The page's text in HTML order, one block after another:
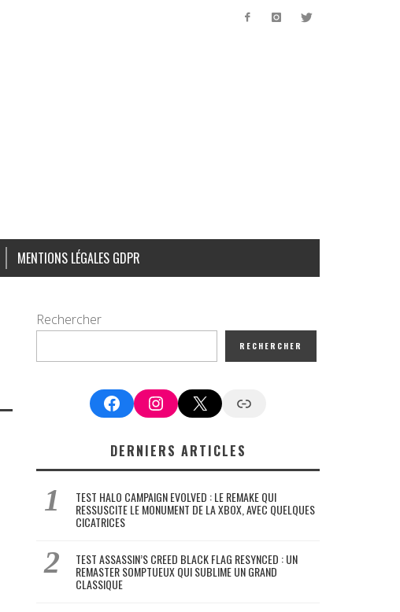
MENTIONS LÉGALES GDPR
Rechercher
RECHERCHER
FacebookInstagram
X Google News
DERNIERS ARTICLES
TEST HALO CAMPAIGN EVOLVED : LE REMAKE QUI
RESSUSCITE LE MONUMENT DE LA XBOX, AVEC QUELQUES
CICATRICES
TEST ASSASSIN’S CREED BLACK FLAG RESYNCED : UN
REMASTER SOMPTUEUX QUI SUBLIME UN GRAND
CLASSIQUE